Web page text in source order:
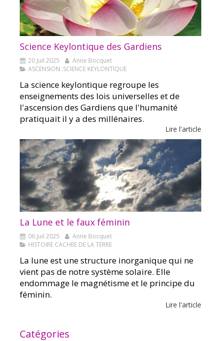
Science Keylontique des Gardiens
20 Juil 2025
Anne Bocquet
ASCENSION :SCIENCE KEYLONTIQUE
La science keylontique regroupe les
enseignements des lois universelles et de
l'ascension des Gardiens que l'humanité
pratiquait il y a des millénaires.
Lire l'article
La Lune et le faux féminin
06 Juil 2025
Anne Bocquet
HISTOIRE CACHEE DE LA TERRE
La lune est une structure inorganique qui ne
vient pas de notre système solaire. Elle
endommage le magnétisme et le principe du
féminin.
Lire l'article
Catégories